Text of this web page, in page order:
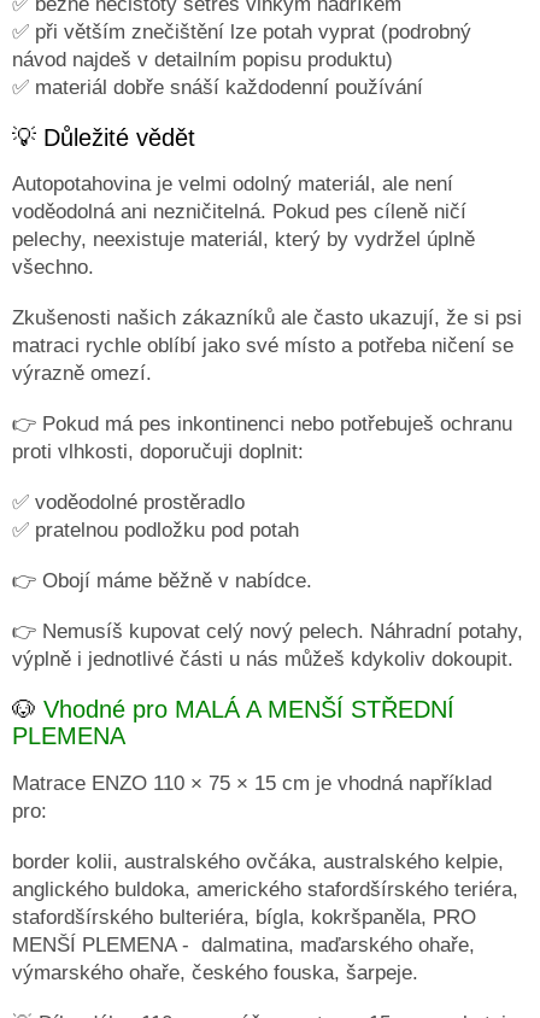
Doprava
a
platba
Měna
(CZK)
Přihlášení
✅ při větším znečištění lze potah vyprat (podrobný
návod najdeš v detailním popisu produktu)
✅ materiál dobře snáší každodenní používání
💡 Důležité vědět
Autopotahovina je velmi odolný materiál, ale není
voděodolná ani nezničitelná. Pokud pes cíleně ničí
pelechy, neexistuje materiál, který by vydržel úplně
všechno.
Zkušenosti našich zákazníků ale často ukazují, že si psi
matraci rychle oblíbí jako své místo a potřeba ničení se
výrazně omezí.
👉 Pokud má pes inkontinenci nebo potřebuješ ochranu
proti vlhkosti, doporučuji doplnit:
✅ voděodolné prostěradlo
✅ pratelnou podložku pod potah
👉 Obojí máme běžně v nabídce.
👉 Nemusíš kupovat celý nový pelech. Náhradní potahy,
výplně i jednotlivé části u nás můžeš kdykoliv dokoupit.
🐶 Vhodné pro MALÁ A MENŠÍ STŘEDNÍ
PLEMENA
Matrace ENZO 110 × 75 × 15 cm je vhodná například
pro:
border kolii, australského ovčáka, australského kelpie,
anglického buldoka, amerického stafordšírského teriéra,
stafordšírského bulteriéra, bígla, kokršpaněla, PRO
MENŠÍ PLEMENA - dalmatina, maďarského ohaře,
výmarského ohaře, českého fouska, šarpeje.